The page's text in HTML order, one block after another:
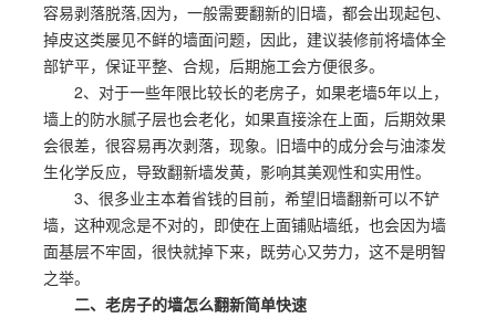
容易剥落脱落,因为，一般需要翻新的旧墙，都会出现起包、
掉皮这类屡见不鲜的墙面问题，因此，建议装修前将墙体全
部铲平，保证平整、合规，后期施工会方便很多。
2、对于一些年限比较长的老房子，如果老墙5年以上，
墙上的防水腻子层也会老化，如果直接涂在上面，后期效果
会很差，很容易再次剥落，现象。旧墙中的成分会与油漆发
生化学反应，导致翻新墙发黄，影响其美观性和实用性。
3、很多业主本着省钱的目前，希望旧墙翻新可以不铲
墙，这种观念是不对的，即使在上面铺贴墙纸，也会因为墙
面基层不牢固，很快就掉下来，既劳心又劳力，这不是明智
之举。
二、老房子的墙怎么翻新简单快速